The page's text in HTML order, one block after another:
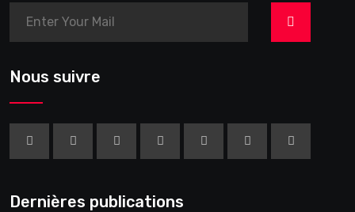
>
Nous suivre
Dernières publications